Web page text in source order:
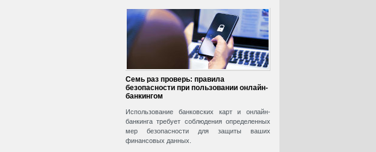
Семь раз проверь: правила
безопасности при пользовании онлайн-
банкингом
Использование банковских карт и онлайн-
банкинга требует соблюдения определенных
мер безопасности для защиты ваших
финансовых данных.